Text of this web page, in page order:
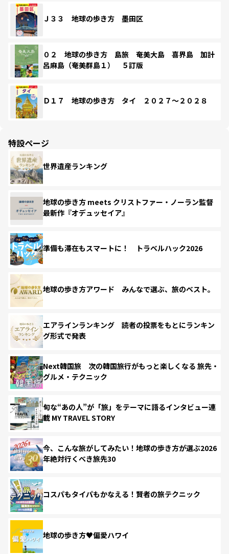
Ｊ３３ 地球の歩き方 墨田区
０２ 地球の歩き方 島旅 奄美大島 喜界島 加計
呂麻島（奄美群島１） ５訂版
Ｄ１７ 地球の歩き方 タイ ２０２７～２０２８
特設ページ
世界遺産ランキング
地球の歩き方 meets クリストファー・ノーラン監督
最新作『オデュッセイア』
準備も滞在もスマートに！ トラベルハック2026
地球の歩き方アワード みんなで選ぶ、旅のベスト。
エアラインランキング 読者の投票をもとにランキン
グ形式で発表
Next韓国旅 次の韓国旅行がもっと楽しくなる 旅先・
グルメ・テクニック
旬な“あの人”が「旅」をテーマに語るインタビュー連
載 MY TRAVEL STORY
今、こんな旅がしてみたい！地球の歩き方が選ぶ2026
年絶対行くべき旅先30
コスパもタイパもかなえる！賢者の旅テクニック
地球の歩き方♥偏愛ハワイ